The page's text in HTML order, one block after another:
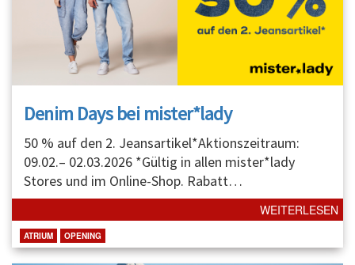
Denim Days bei mister*lady
50 % auf den 2. Jeansartikel*Aktionszeitraum:
09.02.– 02.03.2026 *Gültig in allen mister*lady
Stores und im Online-Shop. Rabatt…
WEITERLESEN
ATRIUM OPENING